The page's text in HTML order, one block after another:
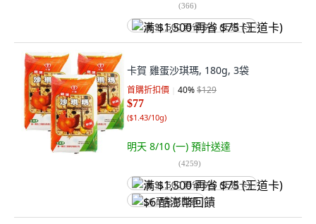
(366)
满 $1,500 再省 $75 (王道卡)
卡賀 雞蛋沙琪瑪, 180g, 3袋
首購折扣價 40%$129
$77
($1.43/10g)
明天 8/10 (一) 預計送達
(4259)
满 $1,500 再省 $75 (王道卡)
$6 酷澎幣回饋